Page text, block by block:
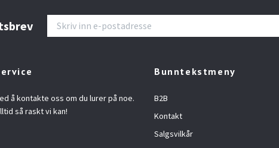
å kontakte oss om du lurer på noe.
så raskt vi kan!
Bunntekstmeny
B2B
Kontakt
Salgsvilkår